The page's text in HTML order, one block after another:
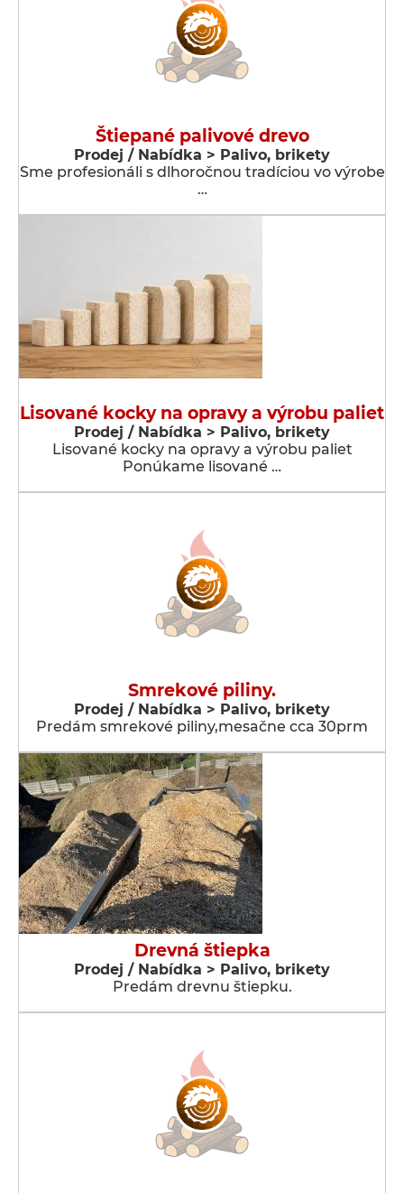
Štiepané palivové drevo
Prodej / Nabídka > Palivo, brikety
Sme profesionáli s dlhoročnou tradíciou vo výrobe
…
Lisované kocky na opravy a výrobu paliet
Prodej / Nabídka > Palivo, brikety
Lisované kocky na opravy a výrobu paliet
Ponúkame lisované …
Smrekové piliny.
Prodej / Nabídka > Palivo, brikety
Predám smrekové piliny,mesačne cca 30prm
Drevná štiepka
Prodej / Nabídka > Palivo, brikety
Predám drevnu štiepku.